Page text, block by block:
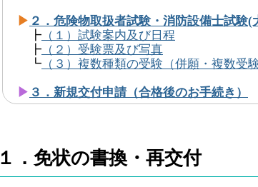
▶ ２．危険物取扱者試験・消防設備士試験(
┣ （１）試験案内及び日程
┣ （２）受験票及び写真
┗ （３）複数種類の受験（併願・複数受験
▶ ３．新規交付申請（合格後のお手続き）
１．免状の書換・再交付